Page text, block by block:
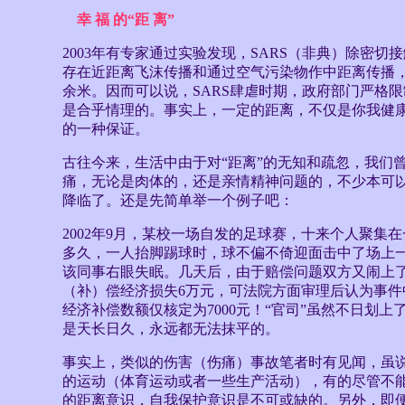
幸 福 的“距 离”
2003年有专家通过实验发现，SARS（非典）除密切
存在近距离飞沫传播和通过空气污染物作中距离传播
余米。因而可以说，SARS肆虐时期，政府部门严格
是合乎情理的。事实上，一定的距离，不仅是你我健
的一种保证。
古往今来，生活中由于对“距离”的无知和疏忽，我们
痛，无论是肉体的，还是亲情精神问题的，不少本可
降临了。还是先简单举一个例子吧：
2002年9月，某校一场自发的足球赛，十来个人聚集
多久，一人抬脚踢球时，球不偏不倚迎面击中了场上
该同事右眼失眠。几天后，由于赔偿问题双方又闹上
（补）偿经济损失6万元，可法院方面审理后认为事
经济补偿数额仅核定为7000元！“官司”虽然不日划上
是天长日久，永远都无法抹平的。
事实上，类似的伤害（伤痛）事故笔者时有见闻，虽
的运动（体育运动或者一些生产活动），有的尽管不
的距离意识，自我保护意识是不可或缺的。另外，即